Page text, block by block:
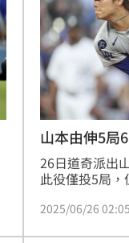
山本由伸5
勝
26日道奇派出
此役僅投5局
5場全勝並收下
2025/06/26 02:05